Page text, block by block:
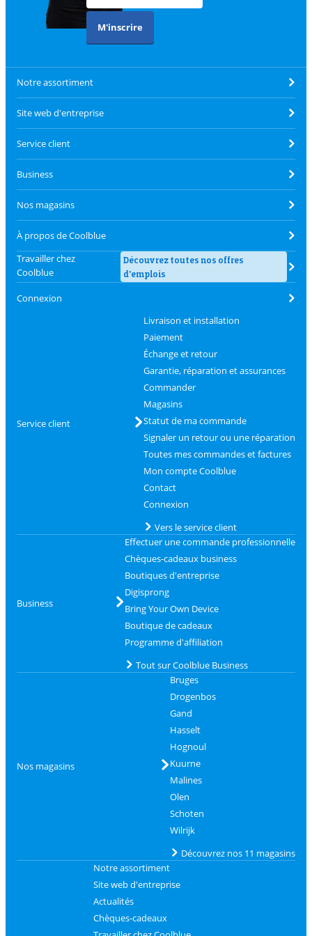
M'inscrire
Notre assortiment
Site web d'entreprise
Service client
Business
Nos magasins
À propos de Coolblue
Travailler chez
Coolblue
Découvrez toutes nos offres
d'emplois
Connexion
Service client
Livraison et installation
Paiement
Échange et retour
Garantie, réparation et assurances
Commander
Magasins
Statut de ma commande
Signaler un retour ou une réparation
Toutes mes commandes et factures
Mon compte Coolblue
Contact
Connexion
Vers le service client
Business
Effectuer une commande professionnelle
Chèques-cadeaux business
Boutiques d'entreprise
Digisprong
Bring Your Own Device
Boutique de cadeaux
Programme d'affiliation
Tout sur Coolblue Business
Nos magasins
Bruges
Drogenbos
Gand
Hasselt
Hognoul
Kuurne
Malines
Olen
Schoten
Wilrijk
Découvrez nos 11 magasins
Notre assortiment
Site web d'entreprise
Actualités
Chèques-cadeaux